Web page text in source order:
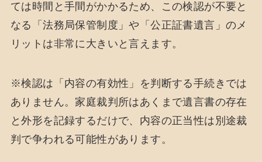
ては時間と手間がかかるため、この検認が不要と
なる「法務局保管制度」や「公正証書遺言」のメ
リットは非常に大きいと言えます。
※検認は「内容の有効性」を判断する手続きでは
ありません。家庭裁判所はあくまで遺言書の存在
と外形を記録するだけで、内容の正当性は別途裁
判で争われる可能性があります。